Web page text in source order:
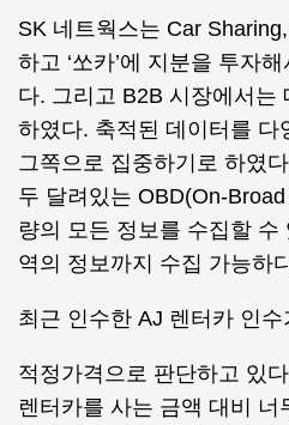
SK 네트웍스는 Car
하고 ‘쏘카’에 지분을 투자
다. 그리고 B2B 시장에서는
하였다. 축적된 데이터를 다
그쪽으로 집중하기로 하였
두 달려있는 OBD(On-
량의 모든 정보를 수집할 수
역의 정보까지 수집 가능하
최근 인수한 AJ 렌터카 인
적정가격으로 판단하고 있
렌터카를 사는 금액 대비